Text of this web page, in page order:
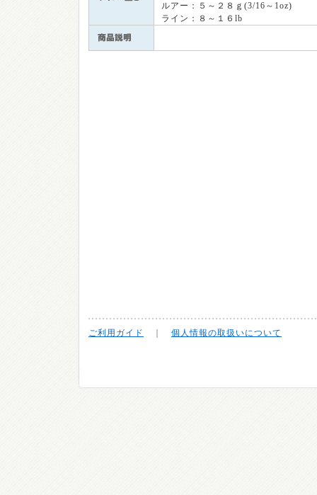
ルアー：５～２８ｇ(3/16～1oz)
ライン：８～１６lb
ご利用ガイド 個人情報の取扱いについて